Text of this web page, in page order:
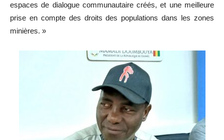
espaces de dialogue communautaire créés, et une meilleure
prise en compte des droits des populations dans les zones
minières. »